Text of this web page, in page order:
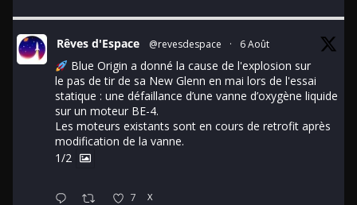
Rêves d'Espace @revesdespace · 6 Août
Blue Origin a donné la cause de l'explosion sur
le pas de tir de sa New Glenn en mai lors de l'essai
statique : une défaillance d’une vanne d’oxygène liquide
sur un moteur BE-4.
Les moteurs existants sont en cours de retrofit après
modification de la vanne.
1/2
7 X